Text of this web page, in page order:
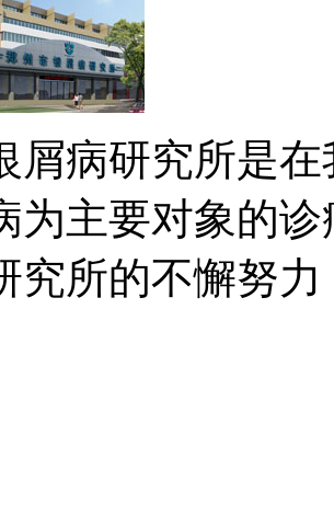
屑病研究所是
为主要对象的
究所的不懈努